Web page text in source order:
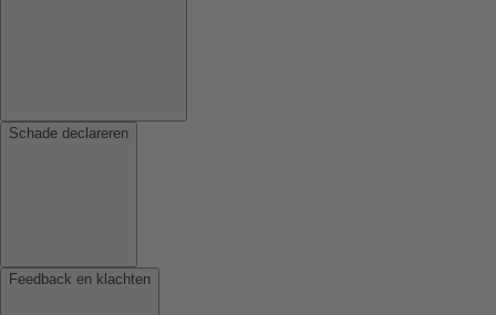
Schade declareren
Feedback en klachten